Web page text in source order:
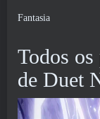
Fantasia
Todos
de Duet